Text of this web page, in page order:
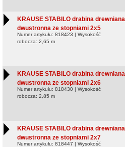
KRAUSE STABILO drabina drewniana
dwustronna ze stopniami 2x5
Numer artykułu: 818423 | Wysokość
robocza: 2,65 m
KRAUSE STABILO drabina drewniana
dwustronna ze stopniami 2x6
Numer artykułu: 818430 | Wysokość
robocza: 2,85 m
KRAUSE STABILO drabina drewniana
dwustronna ze stopniami 2x7
Numer artykułu: 818447 | Wysokość